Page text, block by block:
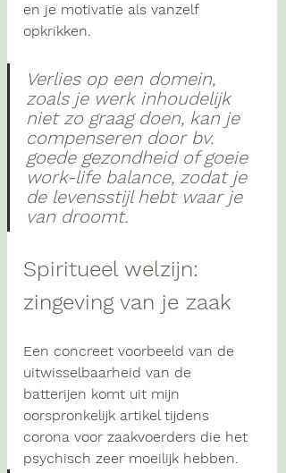
en je motivatie als vanzelf
opkrikken.
Verlies op een domein,
zoals je werk inhoudelijk
niet zo graag doen, kan je
compenseren door bv.
goede gezondheid of goeie
work-life balance, zodat je
de levensstijl hebt waar je
van droomt.
Spiritueel welzijn:
zingeving van je zaak
Een concreet voorbeeld van de
uitwisselbaarheid van de
batterijen komt uit mijn
oorspronkelijk artikel tijdens
corona voor zaakvoerders die het
psychisch zeer moeilijk hebben.